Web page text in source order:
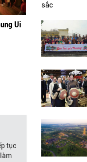
Ui
tục
sắc